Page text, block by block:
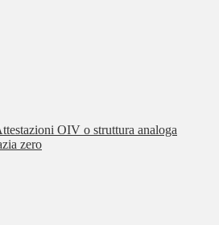
OIV o struttura analoga
zero